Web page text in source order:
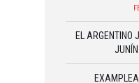
EL ARGENTINO
JUNÍN